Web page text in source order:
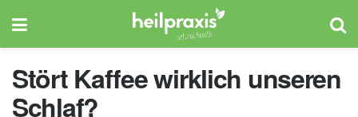
Stört Kaffee wirklich unseren
Schlaf?